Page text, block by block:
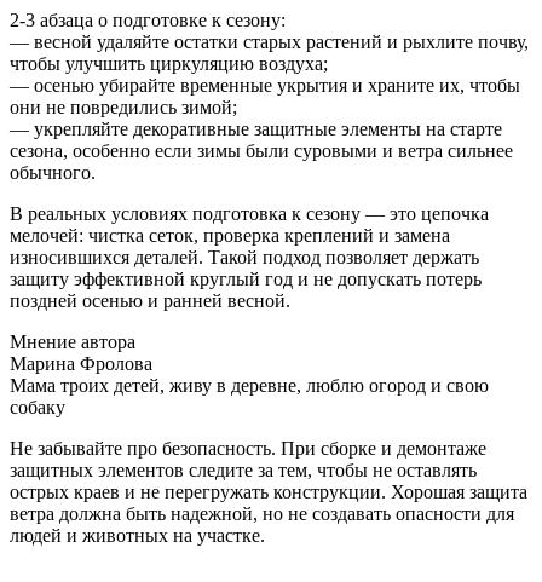
2-3 абзаца о подготовке к сезону:
— весной удаляйте остатки старых растений и рыхлите почву,
чтобы улучшить циркуляцию воздуха;
— осенью убирайте временные укрытия и храните их, чтобы
они не повредились зимой;
— укрепляйте декоративные защитные элементы на старте
сезона, особенно если зимы были суровыми и ветра сильнее
обычного.
В реальных условиях подготовка к сезону — это цепочка
мелочей: чистка сеток, проверка креплений и замена
износившихся деталей. Такой подход позволяет держать
защиту эффективной круглый год и не допускать потерь
поздней осенью и ранней весной.
Мнение автора
Марина Фролова
Мама троих детей, живу в деревне, люблю огород и свою
собаку
Не забывайте про безопасность. При сборке и демонтаже
защитных элементов следите за тем, чтобы не оставлять
острых краев и не перегружать конструкции. Хорошая защита
ветра должна быть надежной, но не создавать опасности для
людей и животных на участке.